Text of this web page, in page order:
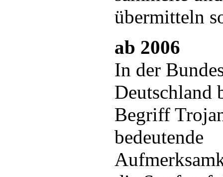
übermitteln
ab 2006
In der
Deutschland
Begriff
bedeutende